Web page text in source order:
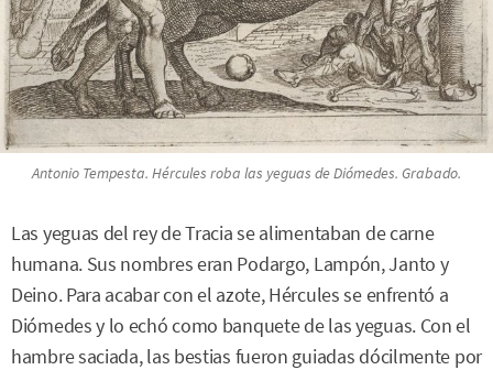
Antonio Tempesta. Hércules roba las yeguas de Diómedes. Grabado.
Las yeguas del rey de Tracia se alimentaban de carne
humana. Sus nombres eran Podargo, Lampón, Janto y
Deino. Para acabar con el azote, Hércules se enfrentó a
Diómedes y lo echó como banquete de las yeguas. Con el
hambre saciada, las bestias fueron guiadas dócilmente por